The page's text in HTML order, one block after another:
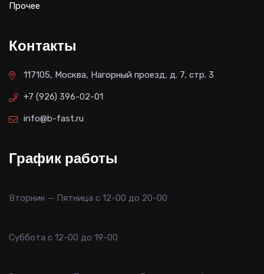
Прочее
Контакты
117105, Москва, Нагорный проезд, д. 7, стр. 3
+7 (926) 396-02-01
info@b-fast.ru
График работы
Вторник — Пятница с 12-00 до 20-00
Суббота с 12-00 до 19-00